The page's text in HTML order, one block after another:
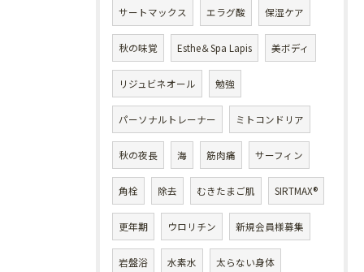
サートマックス エラグ酸 保湿ケア
秋の味覚 Esthe＆Spa Lapis 美ボディ
リジュビネオール 勉強
パーソナルトレーナー ミトコンドリア
秋の夜長 海 筋肉痛 サーフィン
角栓 除去 むきたまご肌 SIRTMAX®
更年期 ウロリチン 新規会員様募集
岩盤浴 水素水 太らない身体